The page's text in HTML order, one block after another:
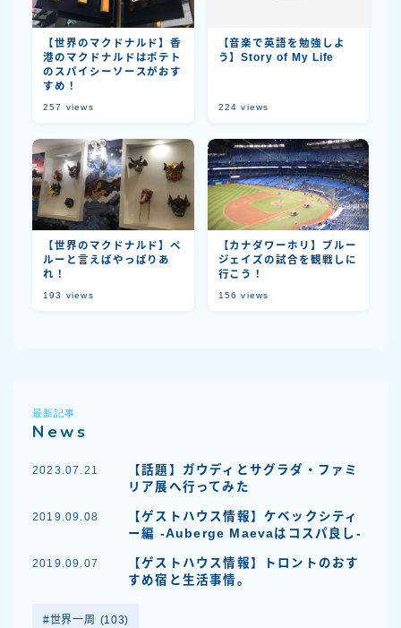
【世界のマクドナルド】香
港のマクドナルドはポテト
のスパイシーソースがおす
すめ！
257 views
【音楽で英語を勉強しよ
う】Story of My Life
224 views
【世界のマクドナルド】ペ
ルーと言えばやっぱりあ
れ！
193 views
【カナダワーホリ】ブルー
ジェイズの試合を観戦しに
行こう！
156 views
最新記事
News
【話題】ガウディとサグラダ・ファミ
リア展へ行ってみた
2023.07.21
【ゲストハウス情報】ケベックシティ
ー編 -Auberge Maevaはコスパ良し-
2019.09.08
【ゲストハウス情報】トロントのおす
すめ宿と生活事情。
2019.09.07
世界一周 (103)